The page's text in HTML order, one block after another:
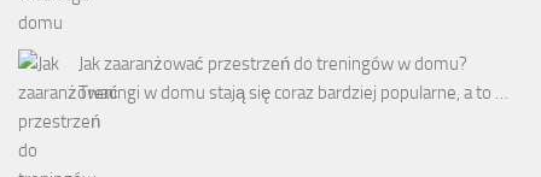
Jak zaaranżować przestrzeń do treningów w domu?
Treningi w domu stają się coraz bardziej popularne, a to …